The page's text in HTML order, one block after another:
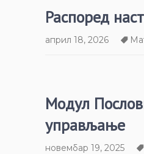
Распоред
април 18, 2026
Модул
управљање
новембар 19, 2025